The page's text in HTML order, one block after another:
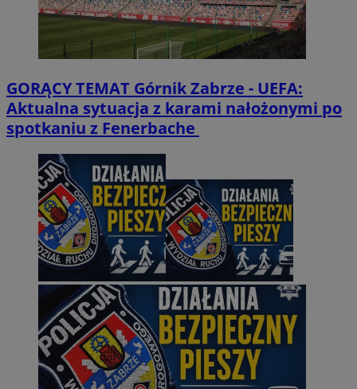
GORĄCY TEMAT Górnik Zabrze - UEFA:
Aktualna sytuacja z karami nałożonymi po
spotkaniu z Fenerbache